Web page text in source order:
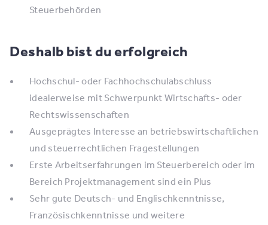
Steuerbehörden
Deshalb bist du erfolgreich
Hochschul- oder Fachhochschulabschluss
idealerweise mit Schwerpunkt Wirtschafts- oder
Rechtswissenschaften
Ausgeprägtes Interesse an betriebswirtschaftlichen
und steuerrechtlichen Fragestellungen
Erste Arbeitserfahrungen im Steuerbereich oder im
Bereich Projektmanagement sind ein Plus
Sehr gute Deutsch- und Englischkenntnisse,
Französischkenntnisse und weitere